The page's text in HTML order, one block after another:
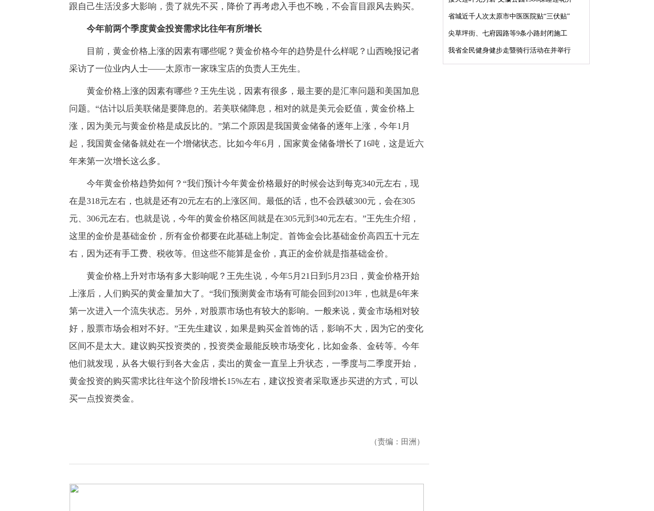
跟自己生活没多大影响，贵了就先不买，降价了再考虑入手也不晚，不会盲目跟风去购买。
今年前两个季度黄金投资需求比往年有所增长
目前，黄金价格上涨的因素有哪些呢？黄金价格今年的趋势是什么样呢？山西晚报记者
采访了一位业内人士——太原市一家珠宝店的负责人王先生。
黄金价格上涨的因素有哪些？王先生说，因素有很多，最主要的是汇率问题和美国加息
问题。“估计以后美联储是要降息的。若美联储降息，相对的就是美元会贬值，黄金价格上
涨，因为美元与黄金价格是成反比的。”第二个原因是我国黄金储备的逐年上涨，今年1月
起，我国黄金储备就处在一个增储状态。比如今年6月，国家黄金储备增长了16吨，这是近六
年来第一次增长这么多。
今年黄金价格趋势如何？“我们预计今年黄金价格最好的时候会达到每克340元左右，现
在是318元左右，也就是还有20元左右的上涨区间。最低的话，也不会跌破300元，会在305
元、306元左右。也就是说，今年的黄金价格区间就是在305元到340元左右。”王先生介绍，
这里的金价是基础金价，所有金价都要在此基础上制定。首饰金会比基础金价高四五十元左
右，因为还有手工费、税收等。但这些不能算是金价，真正的金价就是指基础金价。
黄金价格上升对市场有多大影响呢？王先生说，今年5月21日到5月23日，黄金价格开始
上涨后，人们购买的黄金量加大了。“我们预测黄金市场有可能会回到2013年，也就是6年来
第一次进入一个流失状态。另外，对股票市场也有较大的影响。一般来说，黄金市场相对较
好，股票市场会相对不好。”王先生建议，如果是购买金首饰的话，影响不大，因为它的变化
区间不是太大。建议购买投资类的，投资类金最能反映市场变化，比如金条、金砖等。今年
他们就发现，从各大银行到各大金店，卖出的黄金一直呈上升状态，一季度与二季度开始，
黄金投资的购买需求比往年这个阶段增长15%左右，建议投资者采取逐步买进的方式，可以
买一点投资类金。
（责编：田洲）
省城近千人次太原市中医医院贴“三伏贴”
尖草坪街、七府园路等9条小路封闭施工
我省全民健身健步走暨骑行活动在并举行